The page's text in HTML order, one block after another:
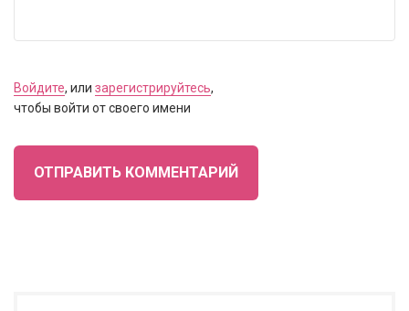
Войдите, или зарегистрируйтесь,
чтобы войти от своего имени
ОТПРАВИТЬ КОММЕНТАРИЙ